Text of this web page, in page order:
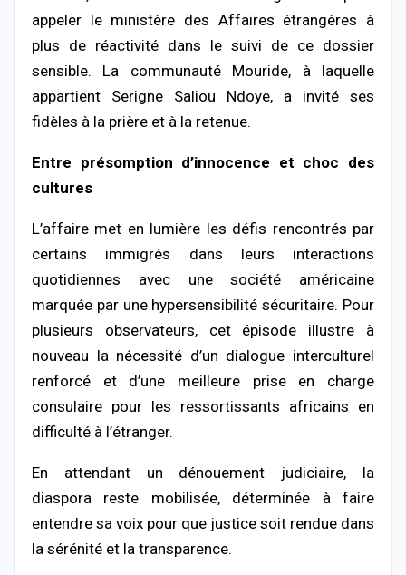
appeler le ministère des Affaires étrangères à
plus de réactivité dans le suivi de ce dossier
sensible. La communauté Mouride, à laquelle
appartient Serigne Saliou Ndoye, a invité ses
fidèles à la prière et à la retenue.
Entre présomption d’innocence et choc des
cultures
L’affaire met en lumière les défis rencontrés par
certains immigrés dans leurs interactions
quotidiennes avec unesociété américaine
marquée par une hypersensibilitésécuritaire. Pour
plusieurs observateurs, cet épisode illustre à
nouveau la nécessité d’un dialogue interculturel
renforcé et d’une meilleure prise en charge
consulaire pour les ressortissants africains en
difficulté à l’étranger.
En attendant un dénouement judiciaire, la
diaspora reste mobilisée, déterminée àfaire
entendre sa voix pour que justice soit rendue dans
la sérénité et la transparence.